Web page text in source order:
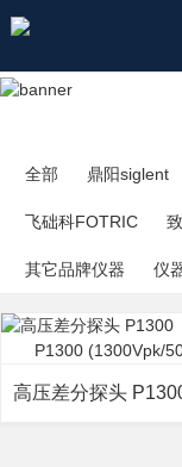
全部 鼎阳siglent
飞础科FOTRIC
其它品牌仪器 仪